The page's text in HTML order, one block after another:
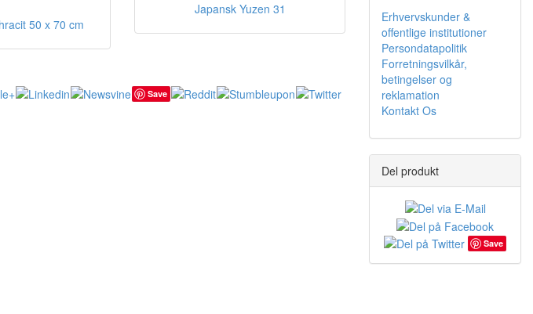
50 x 70 cm
Japansk Yuzen 31
Save
Erhvervskunder &
offentlige institutioner
Persondatapolitik
Forretningsvilkår,
betingelser og
reklamation
Kontakt Os
Del produkt
Save